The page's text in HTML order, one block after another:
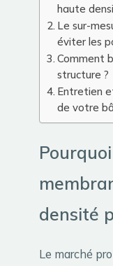
haute
Le sur-
éviter les
Comment
structure ?
Entretien
de votre
densité
Le marché